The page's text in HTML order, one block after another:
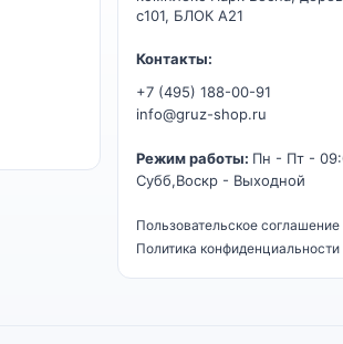
с101, БЛОК А21
Контакты:
+7 (495) 188-00-91
info@gruz-shop.ru
Режим работы: Пн - Пт -
Субб,Воскр - Выходной
Пользовательское соглашение
Политика конфиденциальности